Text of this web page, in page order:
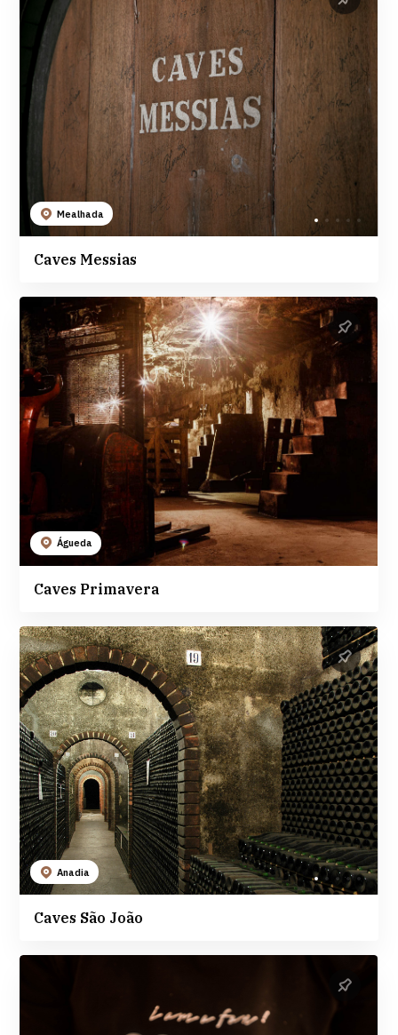
Mealhada
Caves Messias
Águeda
Caves Primavera
Anadia
Caves São João